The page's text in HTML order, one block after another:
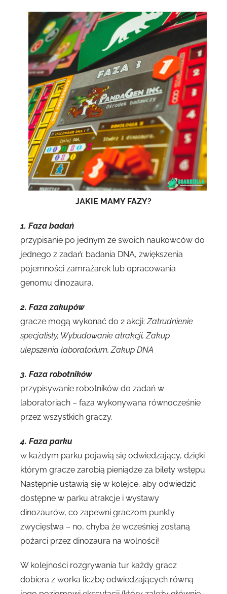
JAKIE MAMY FAZY?
1. Faza badań
przypisanie po jednym ze swoich naukowców do
jednego z zadań: badania DNA, zwiększenia
pojemności zamrażarek lub opracowania
genomu dinozaura.
2. Faza zakupów
gracze mogą wykonać do 2 akcji: Zatrudnienie
specjalisty, Wybudowanie atrakcji, Zakup
ulepszenia laboratorium, Zakup DNA
3. Faza robotników
przypisywanie robotników do zadań w
laboratoriach – faza wykonywana równocześnie
przez wszystkich graczy.
4. Faza parku
w każdym parku pojawią się odwiedzający, dzięki
którym gracze zarobią pieniądze za bilety wstępu.
Następnie ustawią się w kolejce, aby odwiedzić
dostępne w parku atrakcje i wystawy
dinozaurów, co zapewni graczom punkty
zwycięstwa – no, chyba że wcześniej zostaną
pożarci przez dinozaura na wolności!
W kolejności rozgrywania tur każdy gracz
dobiera z worka liczbę odwiedzających równą